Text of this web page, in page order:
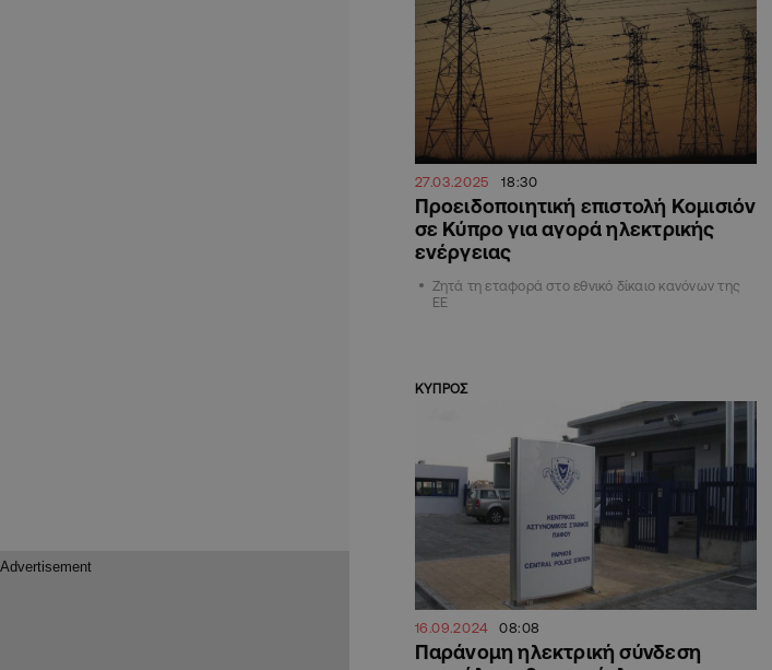
27.03.2025 18:30
Προειδοποιητική επιστολή Κομισιόν
σε Κύπρο για αγορά ηλεκτρικής
ενέργειας
Ζητά τη εταφορά στο εθνικό δίκαιο κανόνων της
ΕΕ
ΚΥΠΡΟΣ
16.09.2024 08:08
Παράνομη ηλεκτρική σύνδεση